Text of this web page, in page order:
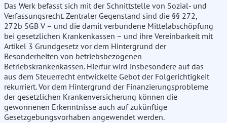
Das Werk befasst sich mit der Schnittstelle von Sozial- und
Verfassungsrecht. Zentraler Gegenstand sind die §§ 272,
272b SGB V – und die damit verbundene Mittelabschöpfung
bei gesetzlichen Krankenkassen – und ihre Vereinbarkeit mit
Artikel 3 Grundgesetz vor dem Hintergrund der
Besonderheiten von betriebsbezogenen
Betriebskrankenkassen. Hierfür wird insbesondere auf das
aus dem Steuerrecht entwickelte Gebot der Folgerichtigkeit
rekurriert. Vor dem Hintergrund der Finanzierungsprobleme
der gesetzlichen Krankenversicherung können die
gewonnenen Erkenntnisse auch auf zukünftige
Gesetzgebungsvorhaben angewendet werden.